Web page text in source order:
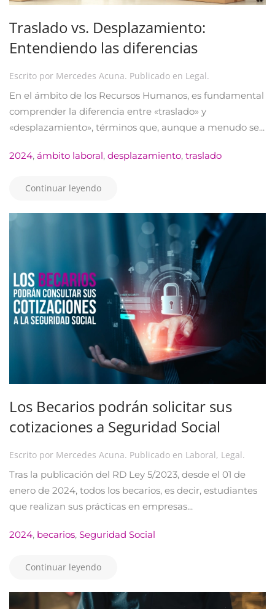
Traslado vs. Desplazamiento:
Entendiendo las diferencias
Escrito por Mercedes Acuna. Publicado en Legal.
En el ámbito de los Recursos Humanos, es fundamental
comprender la diferencia entre «traslado» y
«desplazamiento», términos que, aunque a menudo se...
2024, ámbito laboral, desplazamiento, traslado
Continuar leyendo
Los Becarios podrán solicitar sus
cotizaciones a Seguridad Social
Escrito por Mercedes Acuna. Publicado en Laboral, Legal.
Tras la publicación del RD Ley 5/2023, desde el 01 de
enero de 2024, todos los becarios, es decir, estudiantes
que realizan sus prácticas en empresas...
2024, becarios, Seguridad Social
Continuar leyendo